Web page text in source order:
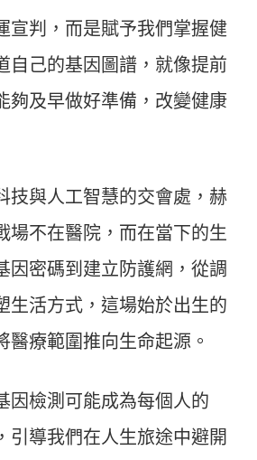
宣判，而是賦予我們掌握健
自己的基因圖譜，就像提前
夠及早做好準備，改變健康
技與人工智慧的交會處，赫
場不在醫院，而在當下的生
因密碼到建立防護網，從調
生活方式，這場始於出生的
醫療範圍推向生命起源。
因檢測可能成為每個人的
引導我們在人生旅途中避開